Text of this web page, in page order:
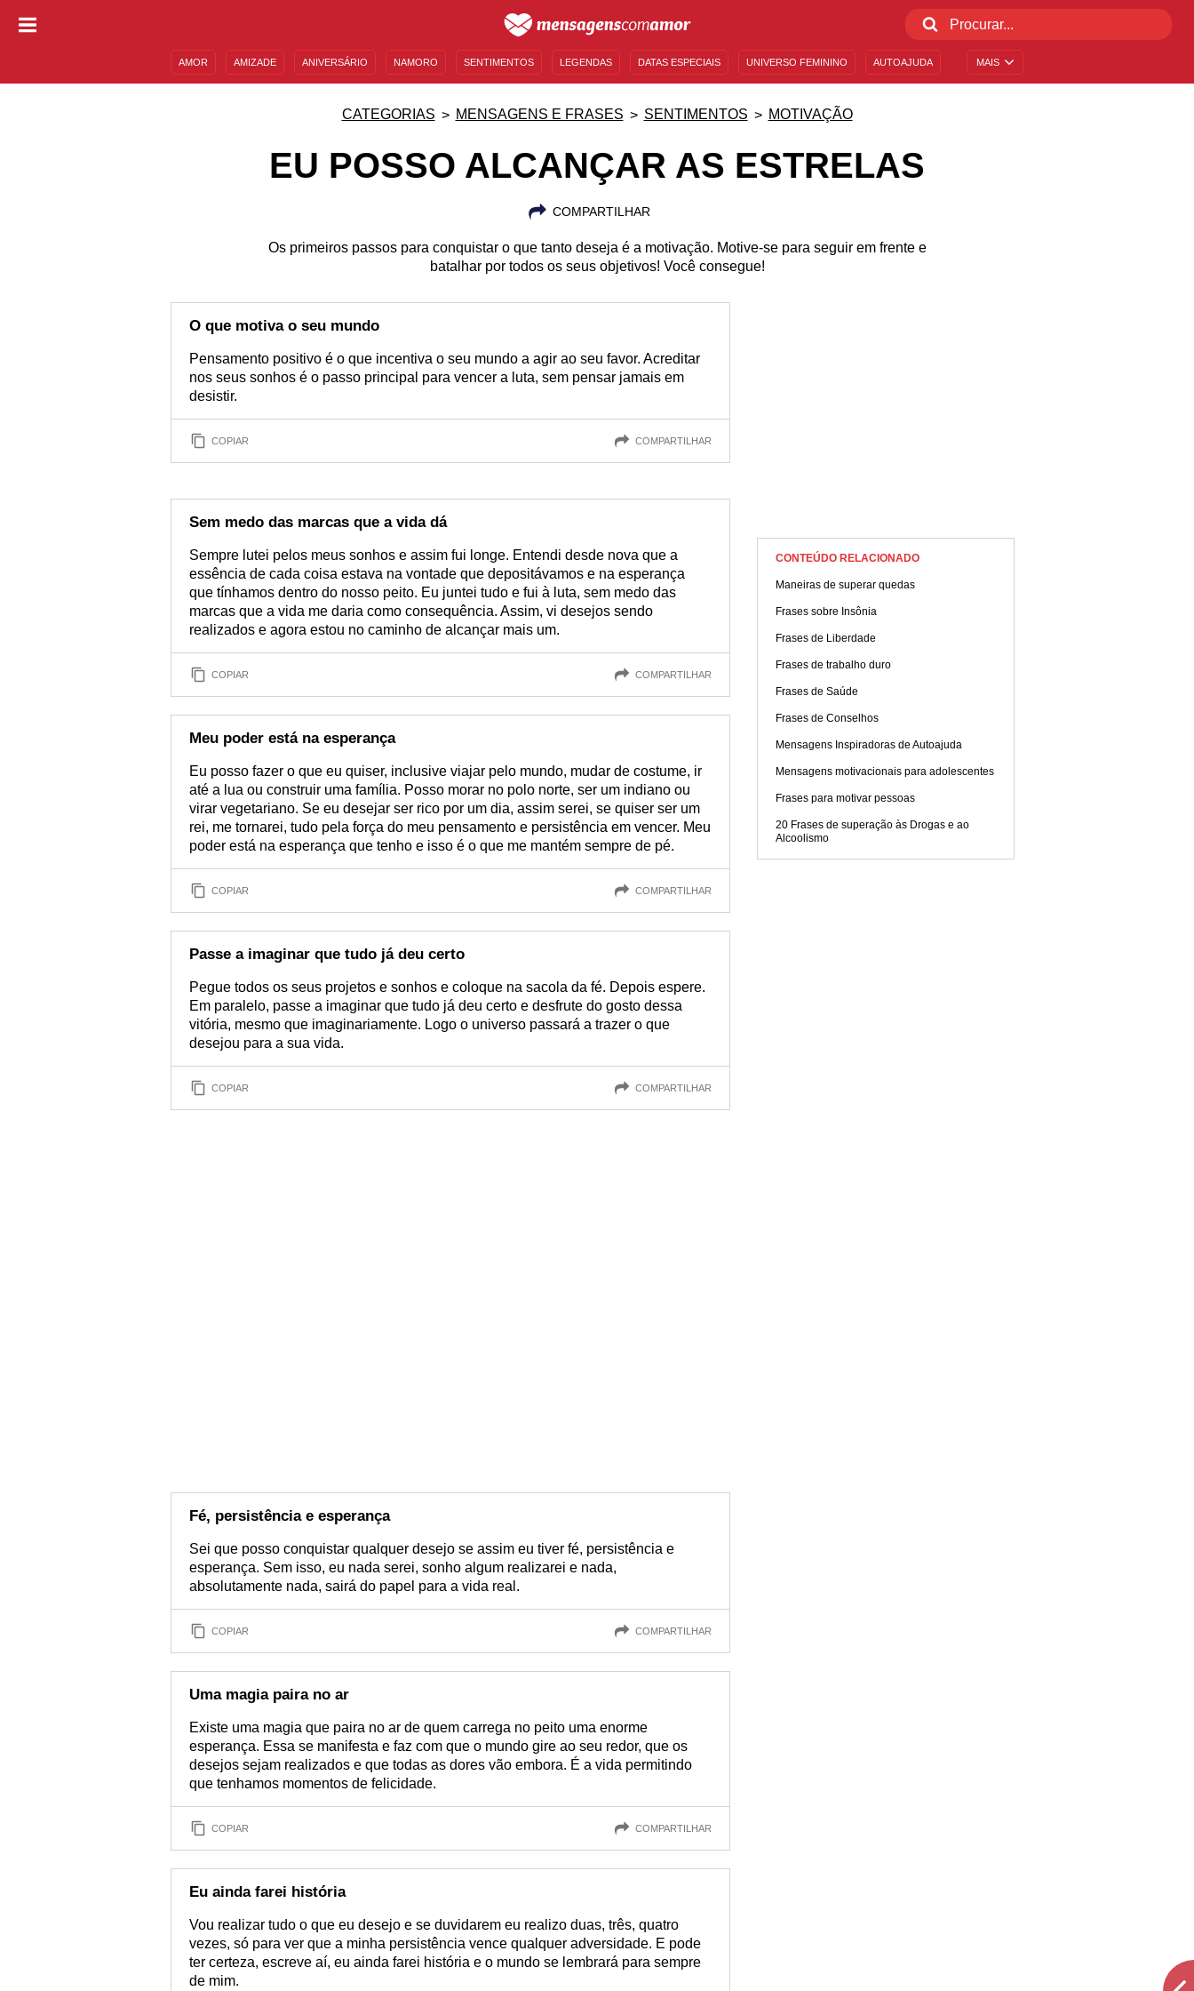
MAIS
AMOR AMIZADE ANIVERSÁRIO NAMORO SENTIMENTOS LEGENDAS DATAS ESPECIAIS UNIVERSO FEMININO AUTOAJUDA
CATEGORIAS MENSAGENS E FRASES SENTIMENTOS MOTIVAÇÃO
EU POSSO ALCANÇAR AS ESTRELAS
COMPARTILHAR
Os primeiros passos para conquistar o que tanto deseja é a motivação. Motive-se para seguir em frente e
batalhar por todos os seus objetivos! Você consegue!
O que motiva o seu mundo
Pensamento positivo é o que incentiva o seu mundo a agir ao seu favor. Acreditar
nos seus sonhos é o passo principal para vencer a luta, sem pensar jamais em
desistir.
COPIAR COMPARTILHAR
Sem medo das marcas que a vida dá
Sempre lutei pelos meus sonhos e assim fui longe. Entendi desde nova que a
essência de cada coisa estava na vontade que depositávamos e na esperança
que tínhamos dentro do nosso peito. Eu juntei tudo e fui à luta, sem medo das
marcas que a vida me daria como consequência. Assim, vi desejos sendo
realizados e agora estou no caminho de alcançar mais um.
COPIAR COMPARTILHAR
Meu poder está na esperança
Eu posso fazer o que eu quiser, inclusive viajar pelo mundo, mudar de costume, ir
até a lua ou construir uma família. Posso morar no polo norte, ser um indiano ou
virar vegetariano. Se eu desejar ser rico por um dia, assim serei, se quiser ser um
rei, me tornarei, tudo pela força do meu pensamento e persistência em vencer. Meu
poder está na esperança que tenho e isso é o que me mantém sempre de pé.
COPIAR COMPARTILHAR
Passe a imaginar que tudo já deu certo
Pegue todos os seus projetos e sonhos e coloque na sacola da fé. Depois espere.
Em paralelo, passe a imaginar que tudo já deu certo e desfrute do gosto dessa
vitória, mesmo que imaginariamente. Logo o universo passará a trazer o que
desejou para a sua vida.
COPIAR COMPARTILHAR
Fé, persistência e esperança
Sei que posso conquistar qualquer desejo se assim eu tiver fé, persistência e
esperança. Sem isso, eu nada serei, sonho algum realizarei e nada,
absolutamente nada, sairá do papel para a vida real.
COPIAR COMPARTILHAR
Uma magia paira no ar
Existe uma magia que paira no ar de quem carrega no peito uma enorme
esperança. Essa se manifesta e faz com que o mundo gire ao seu redor, que os
desejos sejam realizados e que todas as dores vão embora. É a vida permitindo
que tenhamos momentos de felicidade.
COPIAR COMPARTILHAR
Eu ainda farei história
Vou realizar tudo o que eu desejo e se duvidarem eu realizo duas, três, quatro
vezes, só para ver que a minha persistência vence qualquer adversidade. E pode
ter certeza, escreve aí, eu ainda farei história e o mundo se lembrará para sempre
de mim.
CONTEÚDO RELACIONADO
Maneiras de superar quedas
Frases sobre Insônia
Frases de Liberdade
Frases de trabalho duro
Frases de Saúde
Frases de Conselhos
Mensagens Inspiradoras de Autoajuda
Mensagens motivacionais para adolescentes
Frases para motivar pessoas
20 Frases de superação às Drogas e ao
Alcoolismo